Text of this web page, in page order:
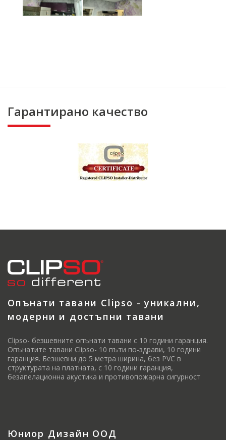
Гарантирано качество
Опънати тавани Clipso - уникални,
модерни и достъпни тавани
Clipso- безшевните опънати тавани с 10 години гаранция.
Опънатите тавани Clipso- 10 пъти по-здрави, 10 години
гаранция. Безшевни до 5 метра ширина, без PVC в
структурата на платната, с 10 години гаранция,
безапелационна акустика и противопожарна сигурност
Юниор Дизайн ООД